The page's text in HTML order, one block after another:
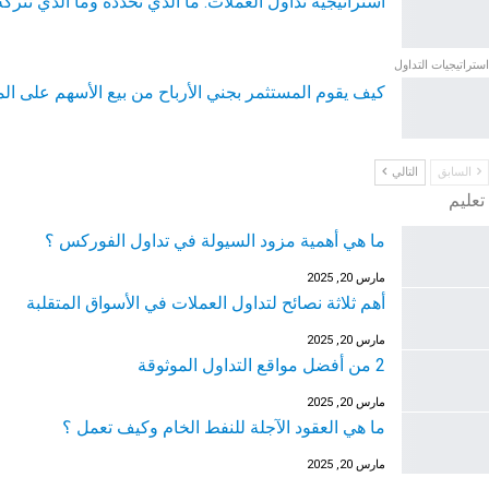
استراتيجيات التداول
كيف يقوم المستثمر بجني الأرباح من بيع الأسهم على
السابق التالي
تعليم
ما هي أهمية مزود السيولة في تداول الفوركس ؟
مارس 20, 2025
أهم ثلاثة نصائح لتداول العملات في الأسواق المتقلبة
مارس 20, 2025
2 من أفضل مواقع التداول الموثوقة
مارس 20, 2025
ما هي العقود الآجلة للنفط الخام وكيف تعمل ؟
مارس 20, 2025